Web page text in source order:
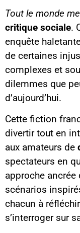
Tout le monde
critique sociale.
enquête
de certaines
complexes et
dilemmes que
d’aujourd’hui.
Cette fiction
divertir tout en
aux amateurs de
spectateurs en
approche
scénarios
chacun à
s’interroger sur